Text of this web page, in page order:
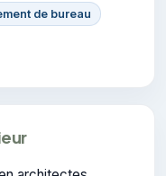
de bureau